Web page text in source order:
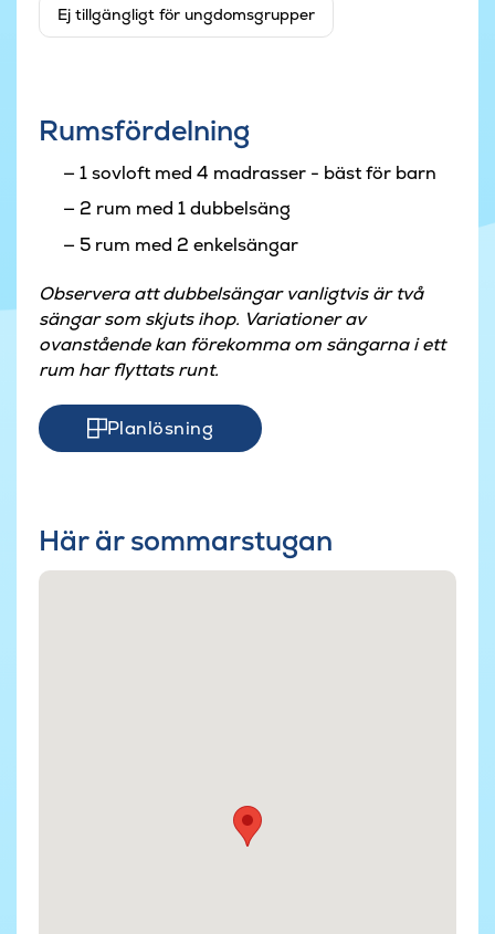
Ej tillgängligt för ungdomsgrupper
Rumsfördelning
1 sovloft med 4 madrasser - bäst för barn
2 rum med 1 dubbelsäng
5 rum med 2 enkelsängar
Observera att dubbelsängar vanligtvis är två
sängar som skjuts ihop. Variationer av
ovanstående kan förekomma om sängarna i ett
rum har flyttats runt.
Planlösning
Här är sommarstugan